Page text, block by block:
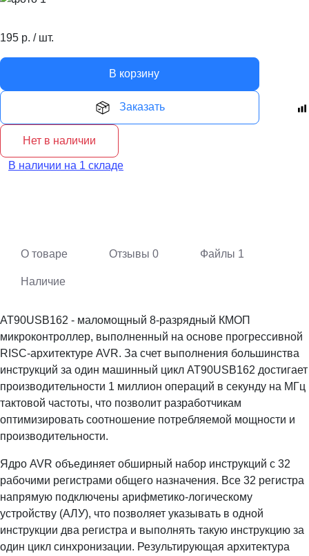
195 р. / шт.
В корзину
Заказать
Нет в наличии
В наличии на 1 складе
О товаре Отзывы 0 Файлы 1
Наличие
AT90USB162 - маломощный 8-разрядный КМОП
микроконтроллер, выполненный на основе прогрессивной
RISC-архитектуре AVR. За счет выполнения большинства
инструкций за один машинный цикл AT90USB162 достигает
производительности 1 миллион операций в секунду на МГц
тактовой частоты, что позволит разработчикам
оптимизировать соотношение потребляемой мощности и
производительности.
Ядро AVR объединяет обширный набор инструкций с 32
рабочими регистрами общего назначения. Все 32 регистра
напрямую подключены арифметико-логическому
устройству (АЛУ), что позволяет указывать в одной
инструкции два регистра и выполнять такую инструкцию за
один цикл синхронизации. Результирующая архитектура